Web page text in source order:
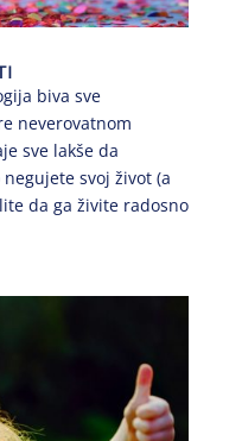
biva sve
neverovatnom
sve lakše da
svoj život (a
da ga živite radosno